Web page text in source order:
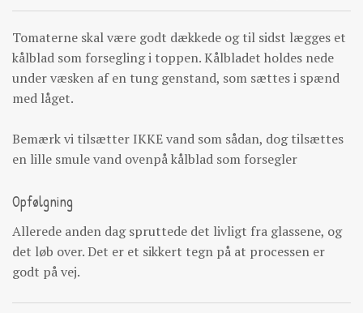
Tomaterne skal være godt dækkede og til sidst lægges et
kålblad som forsegling i toppen. Kålbladet holdes nede
under væsken af en tung genstand, som sættes i spænd
med låget.
Bemærk vi tilsætter IKKE vand som sådan, dog tilsættes
en lille smule vand ovenpå kålblad som forsegler
Opfølgning
Allerede anden dag spruttede det livligt fra glassene, og
det løb over. Det er et sikkert tegn på at processen er
godt på vej.